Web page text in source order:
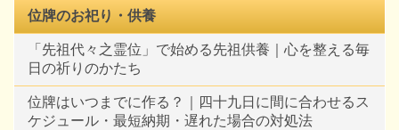
位牌のお祀り・供養
「先祖代々之霊位」で始める先祖供養｜心を整える毎
日の祈りのかたち
位牌はいつまでに作る？｜四十九日に間に合わせるス
ケジュール・最短納期・遅れた場合の対処法